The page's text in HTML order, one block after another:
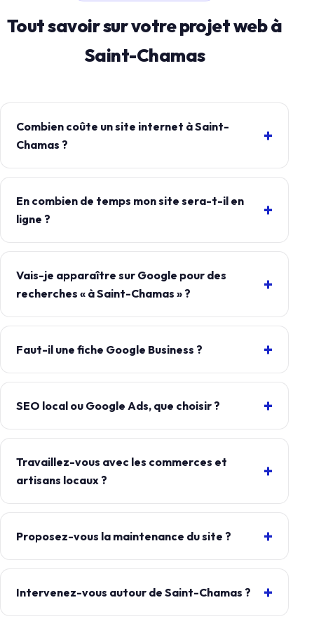
Tout savoir sur votre projet web à
Saint-Chamas
Combien coûte un site internet à Saint-
Chamas ?
En combien de temps mon site sera-t-il en
ligne ?
Vais-je apparaître sur Google pour des
recherches « à Saint-Chamas » ?
Faut-il une fiche Google Business ?
SEO local ou Google Ads, que choisir ?
Travaillez-vous avec les commerces et
artisans locaux ?
Proposez-vous la maintenance du site ?
Intervenez-vous autour de Saint-Chamas ?